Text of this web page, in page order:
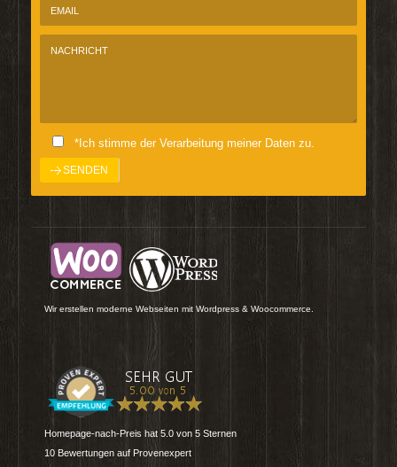
*Ich stimme der Verarbeitung meiner Daten zu.
Wir erstellen moderne Webseiten mit Wordpress & Woocommerce.
Homepage-nach-Preis hat 5.0 von 5 Sternen
10 Bewertungen auf Provenexpert